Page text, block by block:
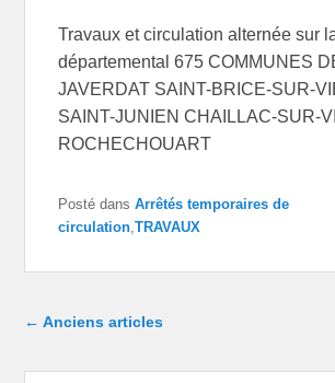
Travaux et circulation alternée sur
départemental 675 COMMUNES
JAVERDAT SAINT-BRICE-SUR-
SAINT-JUNIEN CHAILLAC-SUR-
ROCHECHOUART
Posté dans Arrêtés temporaires de
circulation,TRAVAUX
Navigation dans les articles
← Anciens articles